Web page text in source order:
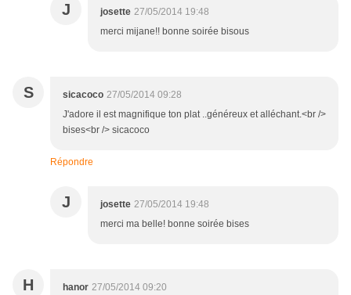
J josette 27/05/2014 19:48
merci mijane!! bonne soirée bisous
S sicacoco 27/05/2014 09:28
J'adore il est magnifique ton plat ..généreux et alléchant.<br />
bises<br /> sicacoco
Répondre
J josette 27/05/2014 19:48
merci ma belle! bonne soirée bises
H hanor 27/05/2014 09:20